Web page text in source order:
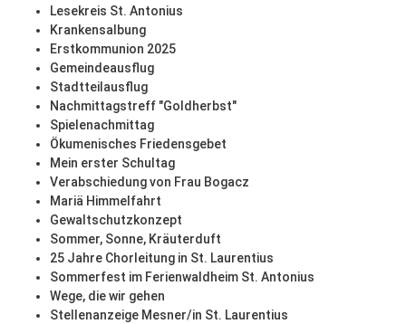
Lesekreis St. Antonius
Krankensalbung
Erstkommunion 2025
Gemeindeausflug
Stadtteilausflug
Nachmittagstreff "Goldherbst"
Spielenachmittag
Ökumenisches Friedensgebet
Mein erster Schultag
Verabschiedung von Frau Bogacz
Mariä Himmelfahrt
Gewaltschutzkonzept
Sommer, Sonne, Kräuterduft
25 Jahre Chorleitung in St. Laurentius
Sommerfest im Ferienwaldheim St. Antonius
Wege, die wir gehen
Stellenanzeige Mesner/in St. Laurentius